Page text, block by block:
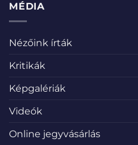
MÉDIA
Nézőink írták
Kritikák
Képgalériák
Videók
Online jegyvásárlás